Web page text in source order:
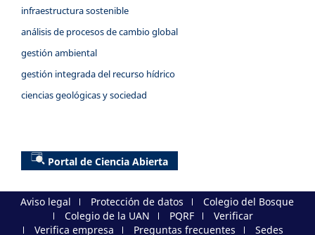
infraestructura sostenible
análisis de procesos de cambio global
gestión ambiental
gestión integrada del recurso hídrico
ciencias geológicas y sociedad
Portal de Ciencia Abierta
Aviso legal Protección de datos
Colegio del Bosque
Colegio de la UAN
PQRF
Verificar
Verifica empresa
Preguntas frecuentes Sedes